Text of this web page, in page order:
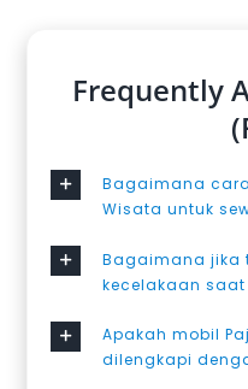
Frequently
Bagaimana
Wisata untuk
Bagaimana jika
kecelakaan
Apakah mobil
dilengkapi